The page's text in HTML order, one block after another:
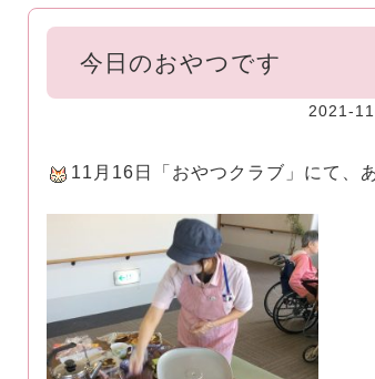
今日のおやつです
2021-
11月16日「おやつクラブ」にて、